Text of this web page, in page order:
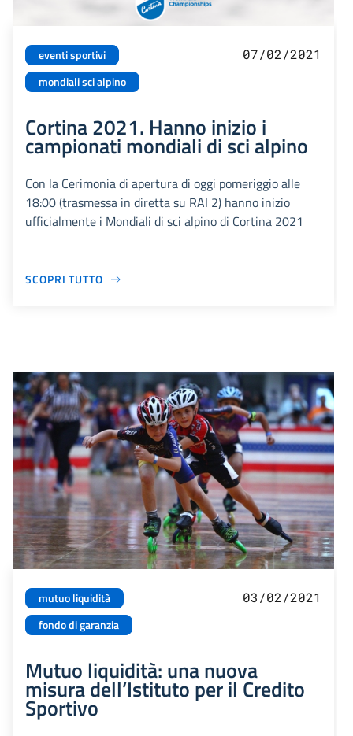
eventi sportivi
mondiali sci alpino
07/02/2021
Cortina 2021. Hanno inizio i
campionati mondiali di sci alpino
Con la Cerimonia di apertura di oggi pomeriggio alle
18:00 (trasmessa in diretta su RAI 2) hanno inizio
ufficialmente i Mondiali di sci alpino di Cortina 2021
SCOPRI TUTTO
mutuo liquidità
fondo di garanzia
03/02/2021
Mutuo liquidità: una nuova
misura dell’Istituto per il Credito
Sportivo